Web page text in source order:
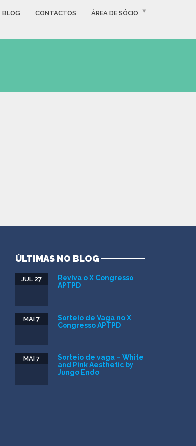
BLOG CONTACTOS ÁREA DE SÓCIO
ÚLTIMAS NO BLOG
Reviva o X Congresso
APTPD
JUL 27
Sorteio de Vaga no X
Congresso APTPD
MAI 7
Sorteio de vaga – White
and Pink Aesthetic by
Jungo Endo
MAI 7